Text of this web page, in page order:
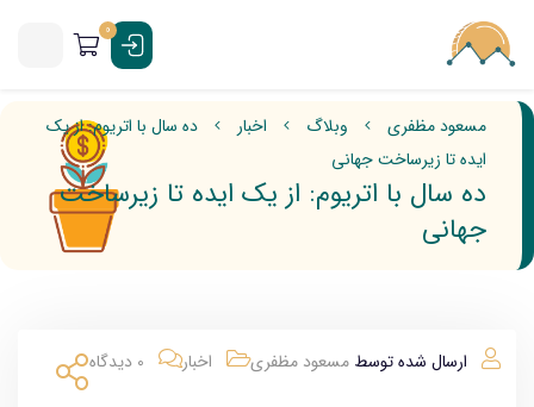
0
مسعود مظفری وبلاگ اخبار
ده سال با اتریوم: از یک
ایده تا زیرساخت جهانی
ده سال با اتریوم: از یک ایده تا زیرساخت
جهانی
ارسال شده توسط مسعود مظفری اخبار 0 دیدگاه